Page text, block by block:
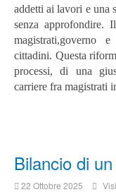
addetti ai lavori e una
senza approfondire.
magistrati,governo
cittadini. Questa
processi, di una
carriere fra magistrati
Bilancio di
22 Ottobre 2025